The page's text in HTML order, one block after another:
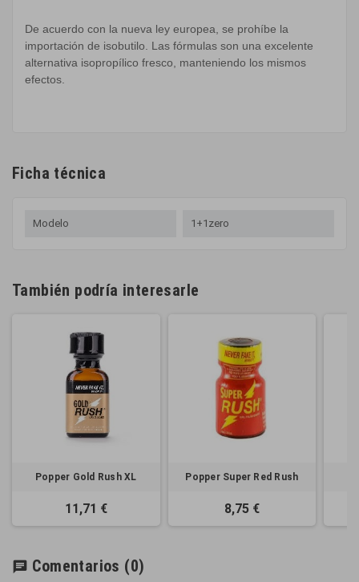
De acuerdo con la nueva ley europea, se prohíbe la
importación de isobutilo. Las fórmulas son una excelente
alternativa isopropílico fresco, manteniendo los mismos
efectos.
Ficha técnica
Modelo 1+1zero
También podría interesarle
Popper Gold Rush XL
11,71 €
Popper Super Red Rush
8,75 €
chat Comentarios (0)